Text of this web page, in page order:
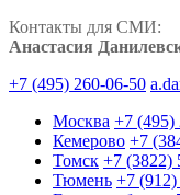
Контакты для СМИ:
Анастасия
+7 (495) 260-06-50
Москва +7 (495)
Кемерово +7
Томск +7 (3822)
Тюмень +7